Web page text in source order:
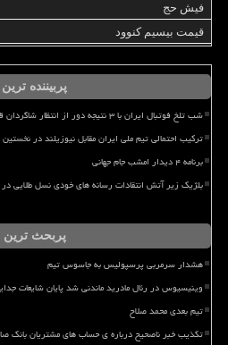
فیش حج
قیمت بیسیم کنوود
پربیننده
شب تلخ فوتبال ایران با ۳ نتیجه دور از انتظار شاگردان قلعه نویی چطور از صعود بازماندند؟
ترکیب احتمالی تیم ملی ایران مقابل نیوزیلند در نخستین
برنامه ۴ دیدار امشب جام جهانی
بلژیک زیر آتش انتقادات رسانه های خودی نسل طلایی
پربحث ترین
هشدار سرمربی پرسپولیس به جاسوس تیم
وینیسیوس در رئال مادرید ماندنی شد پایان شایعات
تیم بعدی محمد صلاح
تکذیب خبر ناصحیح درباره ی حساب های مشتریان بانک